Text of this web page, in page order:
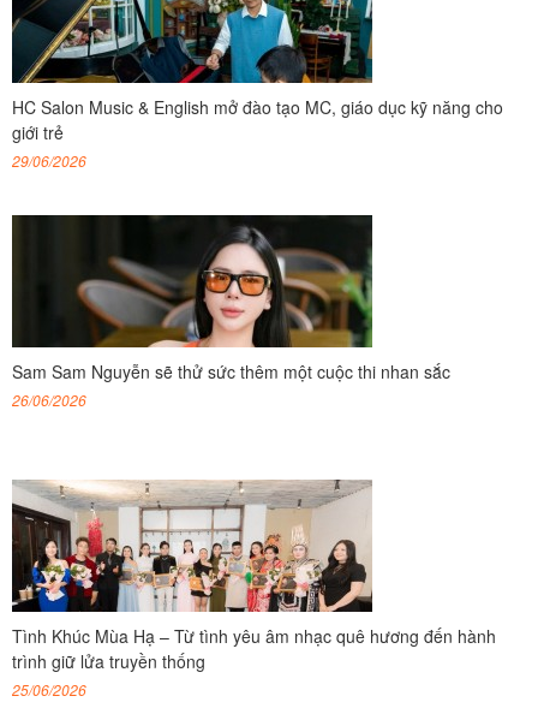
HC Salon Music & English mở đào tạo MC, giáo dục kỹ năng cho
giới trẻ
29/06/2026
Sam Sam Nguyễn sẽ thử sức thêm một cuộc thi nhan sắc
26/06/2026
Tình Khúc Mùa Hạ – Từ tình yêu âm nhạc quê hương đến hành
trình giữ lửa truyền thống
25/06/2026